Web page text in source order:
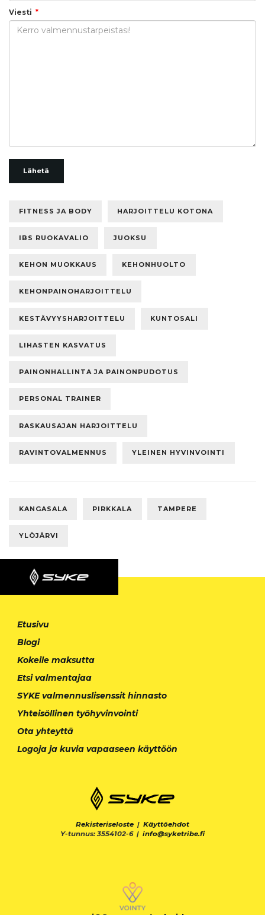
Viesti
Lähetä
FITNESS JA BODY HARJOITTELU KOTONA
IBS RUOKAVALIO JUOKSU
KEHON MUOKKAUS KEHONHUOLTO
KEHONPAINOHARJOITTELU
KESTÄVYYSHARJOITTELU KUNTOSALI
LIHASTEN KASVATUS
PAINONHALLINTA JA PAINONPUDOTUS
PERSONAL TRAINER
RASKAUSAJAN HARJOITTELU
RAVINTOVALMENNUS YLEINEN HYVINVOINTI
KANGASALA PIRKKALA TAMPERE
YLÖJÄRVI
Etusivu
Blogi
Kokeile maksutta
Etsi valmentajaa
SYKE valmennuslisenssit hinnasto
Yhteisöllinen työhyvinvointi
Ota yhteyttä
Logoja ja kuvia vapaaseen käyttöön
Rekisteriseloste | Käyttöehdot
Y-tunnus: 3554102-6 | info@syketribe.fi